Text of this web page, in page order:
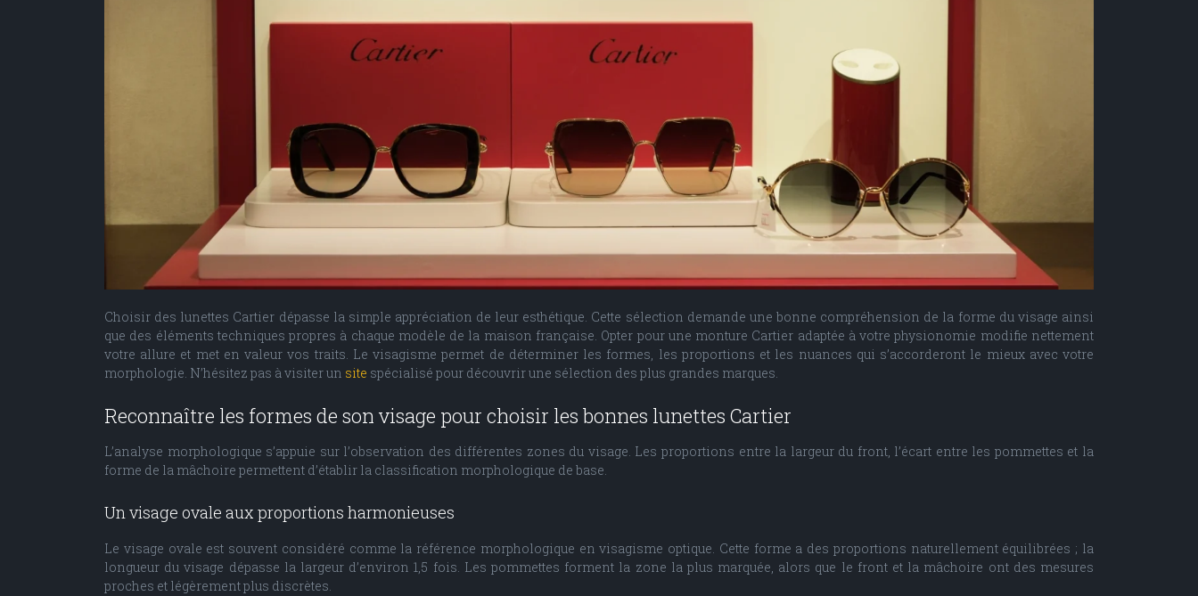
Choisir des lunettes Cartier dépasse la simple appréciation de leur esthétique. Cette sélection demande une bonne compréhension de la forme du visage ainsi
que des éléments techniques propres à chaque modèle de la maison française. Opter pour une monture Cartier adaptée à votre physionomie modifie nettement
votre allure et met en valeur vos traits. Le visagisme permet de déterminer les formes, les proportions et les nuances qui s’accorderont le mieux avec votre
morphologie. N’hésitez pas à visiter un site spécialisé pour découvrir une sélection des plus grandes marques.
Reconnaître les formes de son visage pour choisir les bonnes lunettes Cartier
L’analyse morphologique s’appuie sur l’observation des différentes zones du visage. Les proportions entre la largeur du front, l’écart entre les pommettes et la
forme de la mâchoire permettent d’établir la classification morphologique de base.
Un visage ovale aux proportions harmonieuses
Le visage ovale est souvent considéré comme la référence morphologique en visagisme optique. Cette forme a des proportions naturellement équilibrées ; la
longueur du visage dépasse la largeur d’environ 1,5 fois. Les pommettes forment la zone la plus marquée, alors que le front et la mâchoire ont des mesures
proches et légèrement plus discrètes.